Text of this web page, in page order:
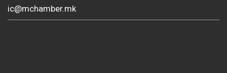
ic@mchamber.mk